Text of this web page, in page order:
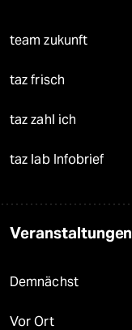
team zukunft
taz frisch
taz zahl ich
taz lab Infobrief
Veranstaltungen
Demnächst
Vor Ort